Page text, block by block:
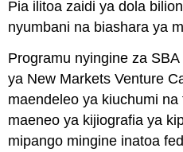
Pia ilitoa zaidi ya dola
nyumbani na biashara ya
Programu nyingine za
ya New Markets Venture
maendeleo ya kiuchumi
maeneo ya kijiografia ya
mipango mingine inatoa